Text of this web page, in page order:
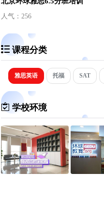
人气：256
课程分类
雅思英语 托福 SAT
学校环境